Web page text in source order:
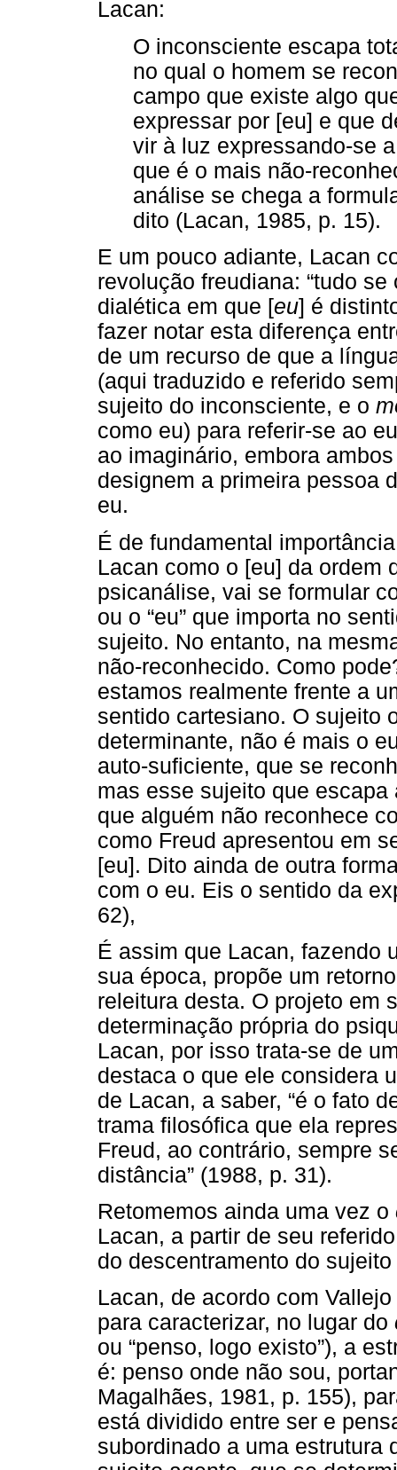
Lacan:
O inconsciente escapa
no qual o homem se
campo que existe algo
expressar por [eu] e que
vir à luz expressando-se
que é o mais não-
análise se chega a
dito (Lacan, 1985, p. 15).
E um pouco adiante, Lacan
revolução freudiana: “tudo
dialética em que [eu] é
fazer notar esta diferença
de um recurso de que a
(aqui traduzido e referido
sujeito do inconsciente, e o
como eu) para referir-se ao
ao imaginário, embora
designem a primeira pessoa
eu.
É de fundamental
Lacan como o [eu] da ordem
psicanálise, vai se formular
ou o “eu” que importa no
sujeito. No entanto, na
não-reconhecido. Como
estamos realmente frente a
sentido cartesiano. O sujeito
determinante, não é mais o
auto-suficiente, que se
mas esse sujeito que
que alguém não reconhece
como Freud apresentou em
[eu]. Dito ainda de outra
com o eu. Eis o sentido da
62),
É assim que Lacan, fazendo
sua época, propõe um
releitura desta. O projeto em
determinação própria do
Lacan, por isso trata-se de
destaca o que ele considera
de Lacan, a saber, “é o fato
trama filosófica que ela
Freud, ao contrário, sempre
distância” (1988, p. 31).
Retomemos ainda uma vez o
Lacan, a partir de seu
do descentramento do
Lacan, de acordo com
para caracterizar, no lugar do
ou “penso, logo existo”), a
é: penso onde não sou,
Magalhães, 1981, p. 155),
está dividido entre ser e
subordinado a uma estrutura